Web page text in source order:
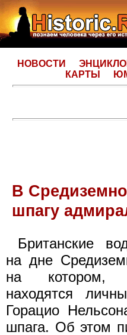
НОВОСТИ
КАРТЫ
В
шпагу
Британские
на дне
на котором,
находятся
Горацио
шпага. Об этом